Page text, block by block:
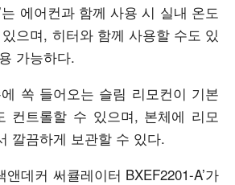
는 에어컨과 함께 사용 시 실내 온도
으며, 히터와 함께 사용할 수도 있
가능하다.
쏙 들어오는 슬림 리모컨이 기본
컨트롤할 수 있으며, 본체에 리모
깔끔하게 보관할 수 있다.
앤데커 써큘레이터 BXEF2201-A’가